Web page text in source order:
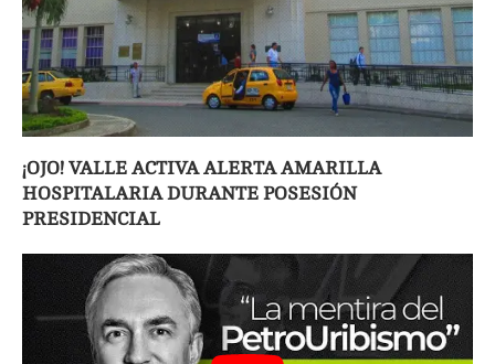
¡OJO! VALLE ACTIVA ALERTA AMARILLA
HOSPITALARIA DURANTE POSESIÓN
PRESIDENCIAL